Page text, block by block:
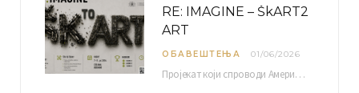
RE: IMAGINE – ŠkART2
ART
ОБАВЕШТЕЊА 01/06/2026
Пројекат који спроводи Америчка привредна комора уз подршку компаније Philip Morris International, са циљем повезивања…